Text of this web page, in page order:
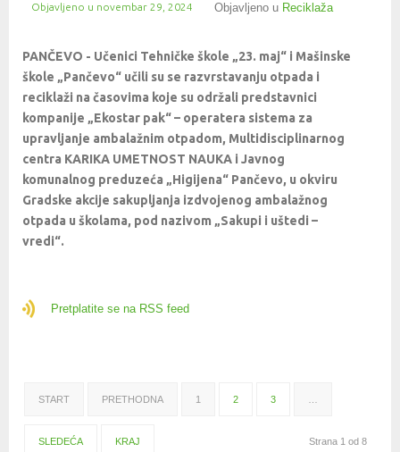
Objavljeno u novembar 29, 2024 Objavljeno u Reciklaža
PANČEVO - Učenici Tehničke škole „23. maj“ i Mašinske
škole „Pančevo“ učili su se razvrstavanju otpada i
reciklaži na časovima koje su održali predstavnici
kompanije „Ekostar pak“ – operatera sistema za
upravljanje ambalažnim otpadom, Multidisciplinarnog
centra KARIKA UMETNOST NAUKA i Javnog
komunalnog preduzeća „Higijena“ Pančevo, u okviru
Gradske akcije sakupljanja izdvojenog ambalažnog
otpada u školama, pod nazivom „Sakupi i uštedi –
vredi“.
Pretplatite se na RSS feed
START PRETHODNA 1 2 3
SLEDEĆA KRAJ Strana 1 od 8